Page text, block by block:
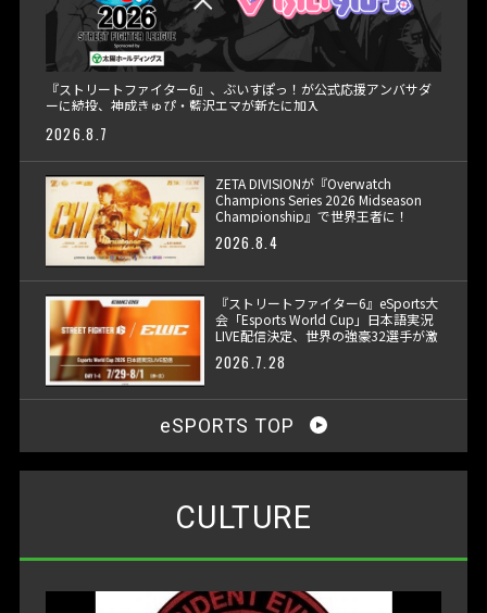
『ストリートファイター6』、ぶいすぽっ！が公式応援アンバサダ
ーに続投、神成きゅぴ・藍沢エマが新たに加入
2026.8.7
ZETA DIVISIONが『Overwatch
Champions Series 2026 Midseason
Championship』で世界王者に！
2026.8.4
『ストリートファイター6』eSports大
会「Esports World Cup」日本語実況
LIVE配信決定、世界の強豪32選手が激
2026.7.28
eSPORTS TOP
CULTURE